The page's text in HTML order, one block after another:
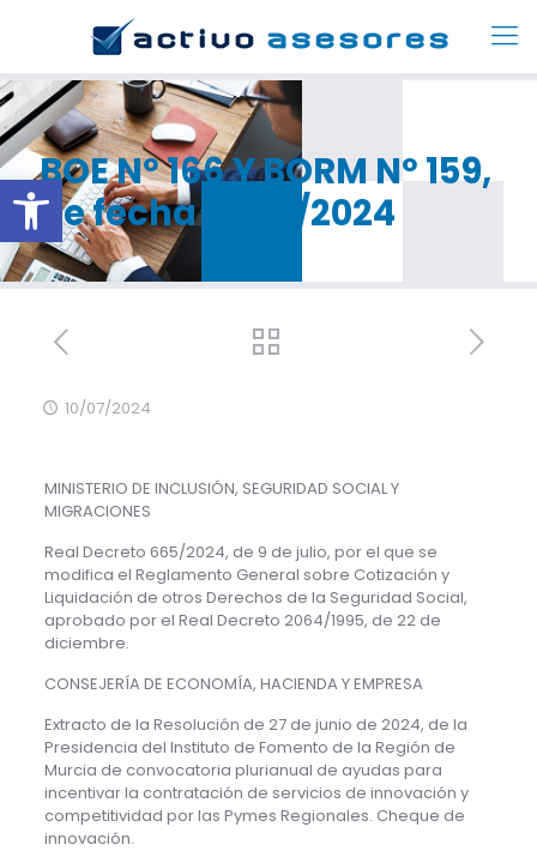
Abrir barra de herramientas
BOE Nº 166 Y BORM Nº 159,
de fecha 10/07/2024
10/07/2024
MINISTERIO DE INCLUSIÓN, SEGURIDAD SOCIAL Y
MIGRACIONES
Real Decreto 665/2024, de 9 de julio, por el que se
modifica el Reglamento General sobre Cotización y
Liquidación de otros Derechos de la Seguridad Social,
aprobado por el Real Decreto 2064/1995, de 22 de
diciembre.
CONSEJERÍA DE ECONOMÍA, HACIENDA Y EMPRESA
Extracto de la Resolución de 27 de junio de 2024, de la
Presidencia del Instituto de Fomento de la Región de
Murcia de convocatoria plurianual de ayudas para
incentivar la contratación de servicios de innovación y
competitividad por las Pymes Regionales. Cheque de
innovación.